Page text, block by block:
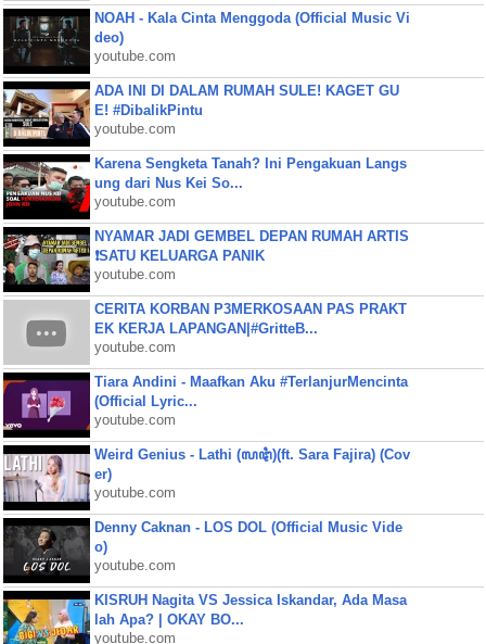
NOAH - Kala Cinta Menggoda (Official Music Vi
deo)
youtube.com
ADA INI DI DALAM RUMAH SULE! KAGET GU
E! #DibalikPintu
youtube.com
Karena Sengketa Tanah? Ini Pengakuan Langs
ung dari Nus Kei So...
youtube.com
NYAMAR JADI GEMBEL DEPAN RUMAH ARTIS
❗SATU KELUARGA PANIK
youtube.com
CERITA KORBAN P3MERKOSAAN PAS PRAKT
EK KERJA LAPANGAN|#GritteB...
youtube.com
Tiara Andini - Maafkan Aku #TerlanjurMencinta
(Official Lyric...
youtube.com
Weird Genius - Lathi (ꦭꦛꦶ)(ft. Sara Fajira) (Cov
er)
youtube.com
Denny Caknan - LOS DOL (Official Music Vide
o)
youtube.com
KISRUH Nagita VS Jessica Iskandar, Ada Masa
lah Apa? | OKAY BO...
youtube.com